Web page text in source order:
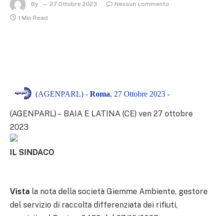
By 27 Ottobre 2023
Nessun commento
1 Min Read
(AGENPARL) - Roma, 27 Ottobre 2023 -
(AGENPARL) – BAIA E LATINA (CE) ven 27 ottobre
2023
IL SINDACO
Vista la nota della società Giemme Ambiente, gestore
del servizio di raccolta differenziata dei rifiuti,